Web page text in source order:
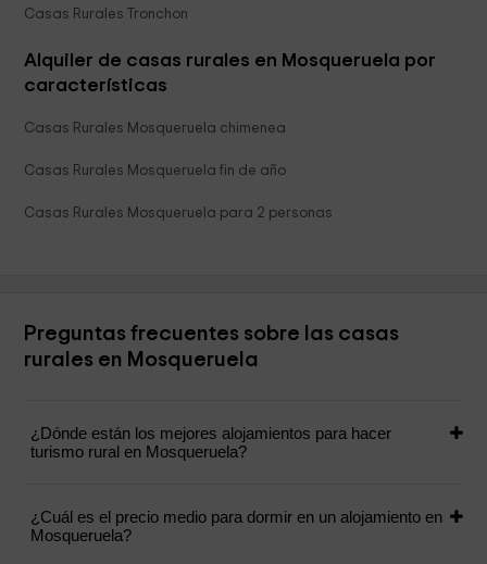
Casas Rurales Tronchon
Alquiler de casas rurales en Mosqueruela por
características
Casas Rurales Mosqueruela chimenea
Casas Rurales Mosqueruela fin de año
Casas Rurales Mosqueruela para 2 personas
Preguntas frecuentes sobre las casas
rurales en Mosqueruela
¿Dónde están los mejores alojamientos para hacer
turismo rural en Mosqueruela?
¿Cuál es el precio medio para dormir en un alojamiento en
Mosqueruela?